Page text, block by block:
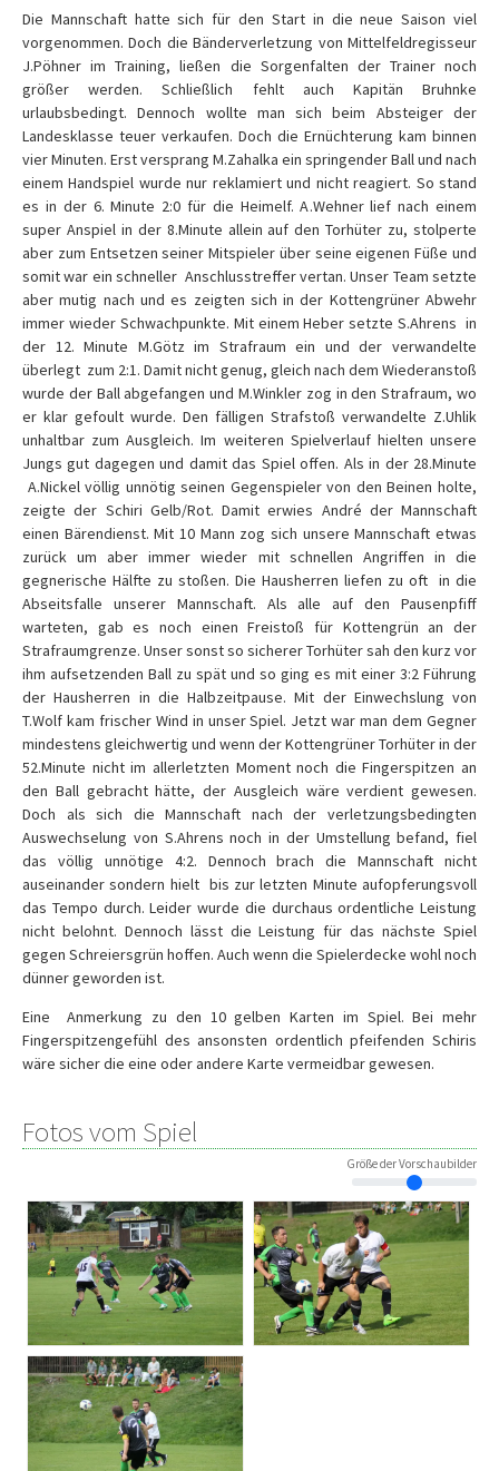
Die Mannschaft hatte sich für den Start in die neue Saison viel
vorgenommen. Doch die Bänderverletzung von Mittelfeldregisseur
J.Pöhner im Training, ließen die Sorgenfalten der Trainer noch
größer werden. Schließlich fehlt auch Kapitän Bruhnke
urlaubsbedingt. Dennoch wollte man sich beim Absteiger der
Landesklasse teuer verkaufen. Doch die Ernüchterung kam binnen
vier Minuten. Erst versprang M.Zahalka ein springender Ball und nach
einem Handspiel wurde nur reklamiert und nicht reagiert. So stand
es in der 6. Minute 2:0 für die Heimelf. A.Wehner lief nach einem
super Anspiel in der 8.Minute allein auf den Torhüter zu, stolperte
aber zum Entsetzen seiner Mitspieler über seine eigenen Füße und
somit war ein schneller Anschlusstreffer vertan. Unser Team setzte
aber mutig nach und es zeigten sich in der Kottengrüner Abwehr
immer wieder Schwachpunkte. Mit einem Heber setzte S.Ahrens in
der 12. Minute M.Götz im Strafraum ein und der verwandelte
überlegt zum 2:1. Damit nicht genug, gleich nach dem Wiederanstoß
wurde der Ball abgefangen und M.Winkler zog in den Strafraum, wo
er klar gefoult wurde. Den fälligen Strafstoß verwandelte Z.Uhlik
unhaltbar zum Ausgleich. Im weiteren Spielverlauf hielten unsere
Jungs gut dagegen und damit das Spiel offen. Als in der 28.Minute
A.Nickel völlig unnötig seinen Gegenspieler von den Beinen holte,
zeigte der Schiri Gelb/Rot. Damit erwies André der Mannschaft
einen Bärendienst. Mit 10 Mann zog sich unsere Mannschaft etwas
zurück um aber immer wieder mit schnellen Angriffen in die
gegnerische Hälfte zu stoßen. Die Hausherren liefen zu oft in die
Abseitsfalle unserer Mannschaft. Als alle auf den Pausenpfiff
warteten, gab es noch einen Freistoß für Kottengrün an der
Strafraumgrenze. Unser sonst so sicherer Torhüter sah den kurz vor
ihm aufsetzenden Ball zu spät und so ging es mit einer 3:2 Führung
der Hausherren in die Halbzeitpause. Mit der Einwechslung von
T.Wolf kam frischer Wind in unser Spiel. Jetzt war man dem Gegner
mindestens gleichwertig und wenn der Kottengrüner Torhüter in der
52.Minute nicht im allerletzten Moment noch die Fingerspitzen an
den Ball gebracht hätte, der Ausgleich wäre verdient gewesen.
Doch als sich die Mannschaft nach der verletzungsbedingten
Auswechselung von S.Ahrens noch in der Umstellung befand, fiel
das völlig unnötige 4:2. Dennoch brach die Mannschaft nicht
auseinander sondern hielt bis zur letzten Minute aufopferungsvoll
das Tempo durch. Leider wurde die durchaus ordentliche Leistung
nicht belohnt. Dennoch lässt die Leistung für das nächste Spiel
gegen Schreiersgrün hoffen. Auch wenn die Spielerdecke wohl noch
dünner geworden ist.
Eine Anmerkung zu den 10 gelben Karten im Spiel. Bei mehr
Fingerspitzengefühl des ansonsten ordentlich pfeifenden Schiris
wäre sicher die eine oder andere Karte vermeidbar gewesen.
Fotos vom Spiel
Größe der Vorschaubilder